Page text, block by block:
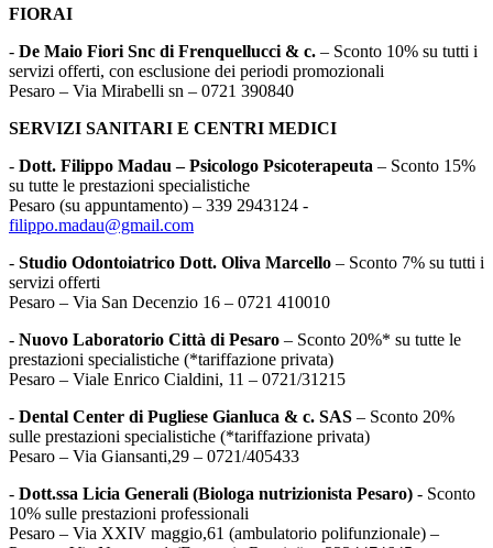
FIORAI
- De Maio Fiori Snc di Frenquellucci & c. – Sconto 10% su tutti i
servizi offerti, con esclusione dei periodi promozionali
Pesaro – Via Mirabelli sn – 0721 390840
SERVIZI SANITARI E CENTRI MEDICI
- Dott. Filippo Madau – Psicologo Psicoterapeuta – Sconto 15%
su tutte le prestazioni specialistiche
Pesaro (su appuntamento) – 339 2943124 -
filippo.madau@gmail.com
- Studio Odontoiatrico Dott. Oliva Marcello – Sconto 7% su tutti i
servizi offerti
Pesaro – Via San Decenzio 16 – 0721 410010
- Nuovo Laboratorio Città di Pesaro – Sconto 20%* su tutte le
prestazioni specialistiche (*tariffazione privata)
Pesaro – Viale Enrico Cialdini, 11 – 0721/31215
- Dental Center di Pugliese Gianluca & c. SAS – Sconto 20%
sulle prestazioni specialistiche (*tariffazione privata)
Pesaro – Via Giansanti,29 – 0721/405433
- Dott.ssa Licia Generali (Biologa nutrizionista Pesaro) - Sconto
10% sulle prestazioni professionali
Pesaro – Via XXIV maggio,61 (ambulatorio polifunzionale) –